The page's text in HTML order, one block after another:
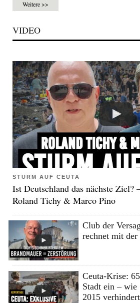
Weitere >>
VIDEO
STURM AUF CEUTA
Ist Deutschland das nächste Ziel?
Roland Tichy & Marco Pino
Club der
rechnet mit
Ceuta-Krise:
Stadt ein – wie
2015 verhindert